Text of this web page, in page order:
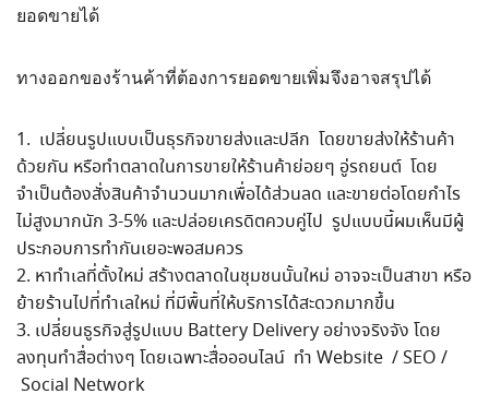
ยอดขายได้
ทางออกของร้านค้าที่ต้องการยอดขายเพิ่มจึงอาจสรุปได้
เปลี่ยนรูปแบบเป็นธุรกิจขายส่งและปลีก โดยขายส่งให้ร้านค้า
ด้วยกัน หรือทำตลาดในการขายให้ร้านค้าย่อยๆ อู่รถยนต์ โดย
จำเป็นต้องสั่งสินค้าจำนวนมากเพื่อได้ส่วนลด และขายต่อโดยกำไร
ไม่สูงมากนัก 3-5% และปล่อยเครดิตควบคู่ไป รูปแบบนี้ผมเห็นมีผู้
ประกอบการทำกันเยอะพอสมควร
หาทำเลที่ตั้งใหม่ สร้างตลาดในชุมชนนั้นใหม่ อาจจะเป็นสาขา หรือ
ย้ายร้านไปที่ทำเลใหม่ ที่มีพื้นที่ให้บริการได้สะดวกมากขึ้น
เปลี่ยนธูรกิจสู่รูปแบบ Battery Delivery อย่างจริงจัง โดย
ลงทุนทำสื่อต่างๆ โดยเฉพาะสื่อออนไลน์ ทำ Website / SEO /
Social Network